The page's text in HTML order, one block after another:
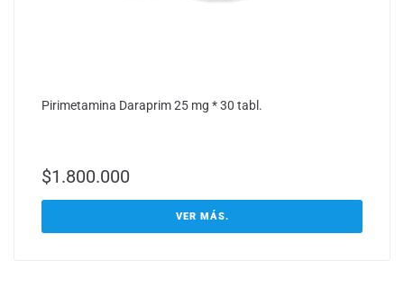
Pirimetamina Daraprim 25 mg * 30 tabl.
$1.800.000
VER MÁS.